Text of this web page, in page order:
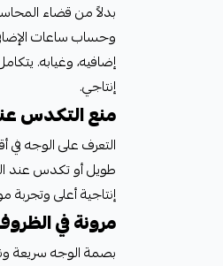
وحساب ساعات
إضافيه، وغيابه.
إنتاجي.
منع التكدس
طويل أو تكدس عند
إنتاجية أعلى
مرونة في
بصمة الوجه سريعة